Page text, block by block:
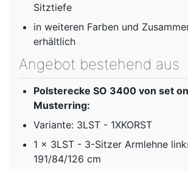
Sitztiefe
in weiteren Farben und
erhältlich
Angebot bestehend aus
Polsterecke SO 3400 von set
Musterring:
Variante: 3LST - 1XKORST
1 x 3LST - 3-Sitzer Armlehne
191/84/126 cm